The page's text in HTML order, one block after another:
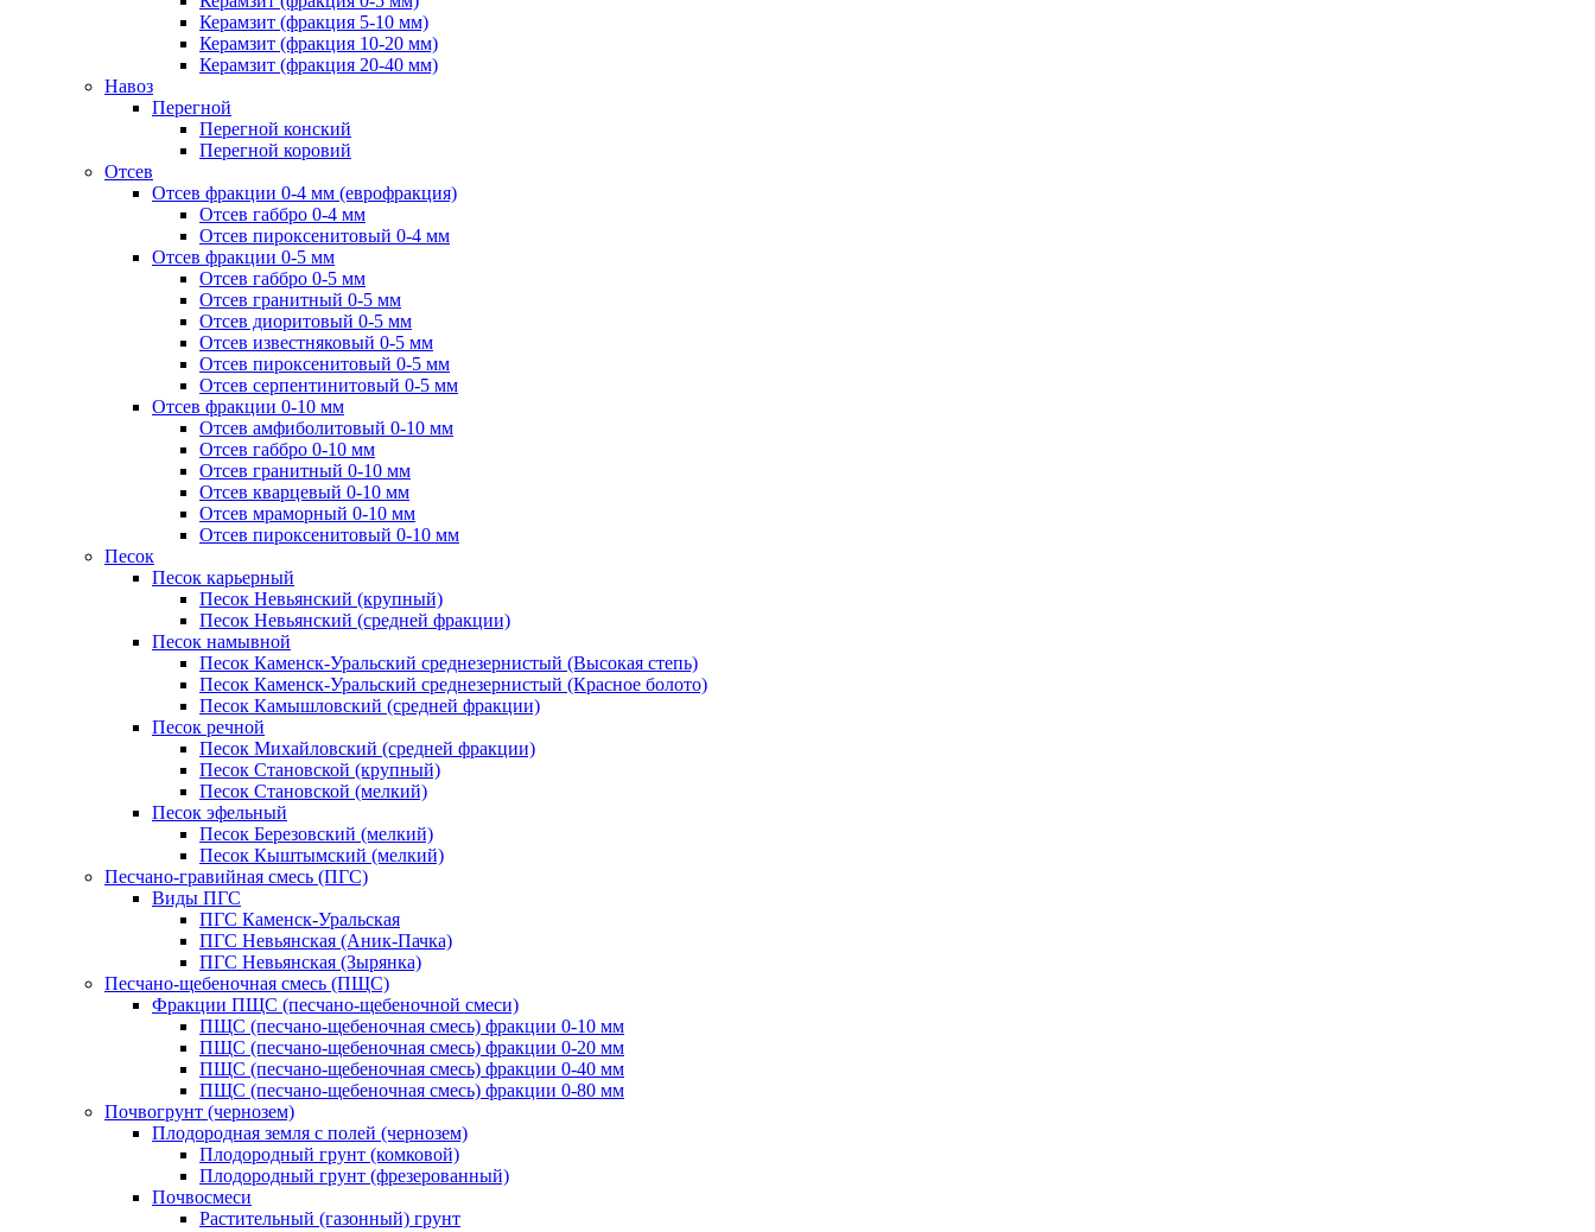
Керамзит (фракция 5-10 мм)
Керамзит (фракция 10-20 мм)
Керамзит (фракция 20-40 мм)
Навоз
Перегной
Перегной конский
Перегной коровий
Отсев
Отсев фракции 0-4 мм (еврофракция)
Отсев габбро 0-4 мм
Отсев пироксенитовый 0-4 мм
Отсев фракции 0-5 мм
Отсев габбро 0-5 мм
Отсев гранитный 0-5 мм
Отсев диоритовый 0-5 мм
Отсев известняковый 0-5 мм
Отсев пироксенитовый 0-5 мм
Отсев серпентинитовый 0-5 мм
Отсев фракции 0-10 мм
Отсев амфиболитовый 0-10 мм
Отсев габбро 0-10 мм
Отсев гранитный 0-10 мм
Отсев кварцевый 0-10 мм
Отсев мраморный 0-10 мм
Отсев пироксенитовый 0-10 мм
Песок
Песок карьерный
Песок Невьянский (крупный)
Песок Невьянский (средней фракции)
Песок намывной
Песок Каменск-Уральский среднезернистый (Высокая степь)
Песок Каменск-Уральский среднезернистый (Красное болото)
Песок Камышловский (средней фракции)
Песок речной
Песок Михайловский (средней фракции)
Песок Становской (крупный)
Песок Становской (мелкий)
Песок эфельный
Песок Березовский (мелкий)
Песок Кыштымский (мелкий)
Песчано-гравийная смесь (ПГС)
Виды ПГС
ПГС Каменск-Уральская
ПГС Невьянская (Аник-Пачка)
ПГС Невьянская (Зырянка)
Песчано-щебеночная смесь (ПЩС)
Фракции ПЩС (песчано-щебеночной смеси)
ПЩС (песчано-щебеночная смесь) фракции 0-10 мм
ПЩС (песчано-щебеночная смесь) фракции 0-20 мм
ПЩС (песчано-щебеночная смесь) фракции 0-40 мм
ПЩС (песчано-щебеночная смесь) фракции 0-80 мм
Почвогрунт (чернозем)
Плодородная земля с полей (чернозем)
Плодородный грунт (комковой)
Плодородный грунт (фрезерованный)
Почвосмеси
Растительный (газонный) грунт